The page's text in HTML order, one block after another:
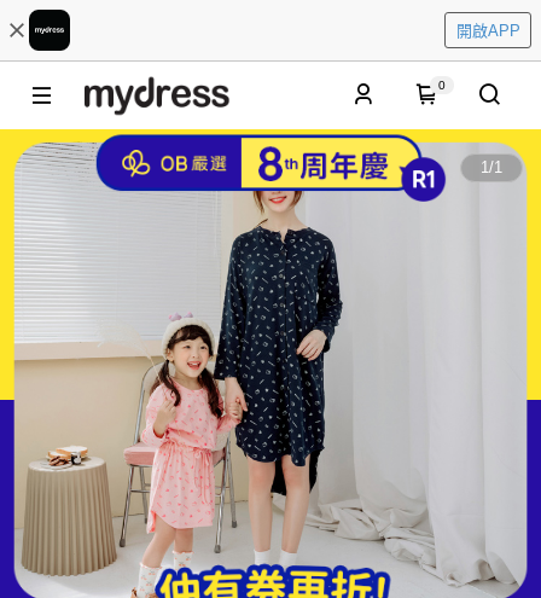
開啟APP
0
1/1